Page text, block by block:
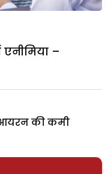
–
आयरन की कमी